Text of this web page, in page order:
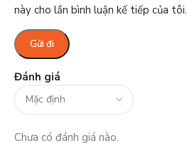
Đánh giá
Chưa có đánh giá nào.
này cho lần bình luận kế tiếp của tôi.